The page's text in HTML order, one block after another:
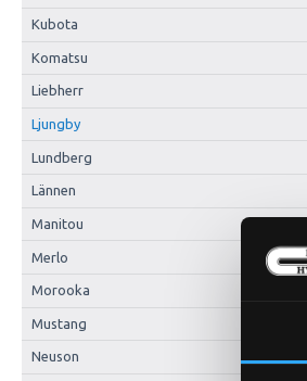
Kubota
Komatsu
Liebherr
Ljungby
Lundberg
Lännen
Manitou
Merlo
Morooka
Mustang
Neuson